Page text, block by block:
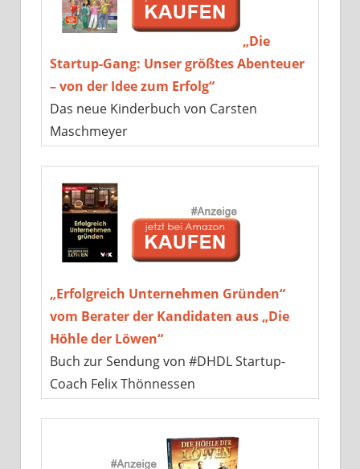
„Die
Startup-Gang: Unser größtes Abenteuer
– von der Idee zum Erfolg“
Das neue Kinderbuch von Carsten
Maschmeyer
„Erfolgreich Unternehmen Gründen“
vom Berater der Kandidaten aus „Die
Höhle der Löwen“
Buch zur Sendung von #DHDL Startup-
Coach Felix Thönnessen